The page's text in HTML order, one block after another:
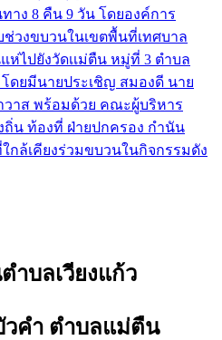
าง 8 คืน 9 วัน โดยองค์การ
ช่วงขบวนในเขตพื้นที่เทศบาล
ห่ไปยังวัดเเม่ตืน หมู่ที่ 3 ตำบล
ดยมีนายประเชิญ สมองดี นาย
วาส พร้อมด้วย คณะผู้บริหาร
น ท้องที่ ฝ่ายปกครอง กำนัน
ล้เคียงร่วมขบวนในกิจกรรมดัง
ำบลเวียงแก้ว
วคำ ตำบลแม่ตืน